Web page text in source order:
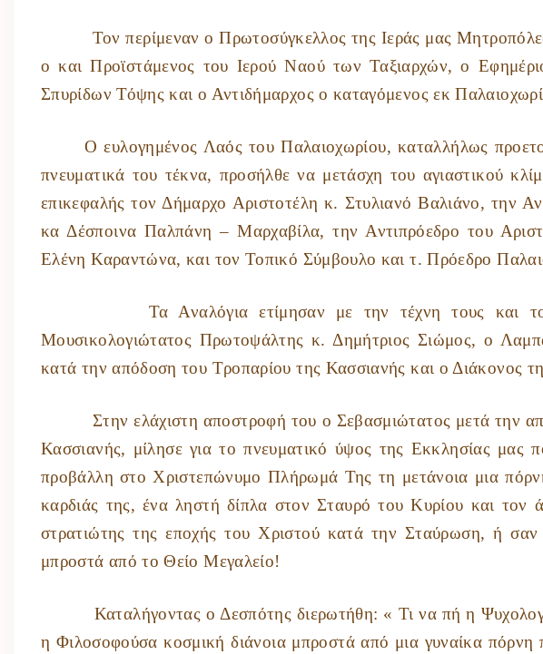
Τον περίμεναν ο Πρωτοσύγκελλος της Ιεράς μας
ο και Προϊστάμενος του Ιερού Ναού των Ταξιαρχών, ο
Σπυρίδων Τόψης και ο Αντιδήμαρχος ο καταγόμενος εκ
Ο ευλογημένος Λαός του Παλαιοχωρίου, καταλλήλως
πνευματικά του τέκνα, προσήλθε να μετάσχη του αγιαστικού
επικεφαλής τον Δήμαρχο Αριστοτέλη κ. Στυλιανό Βαλιάνο, την
κα Δέσποινα Παλπάνη – Μαρχαβίλα, την Αντιπρόεδρο του
Ελένη Καραντώνα, και τον Τοπικό Σύμβουλο και τ. Πρόεδρο
Τα Αναλόγια ετίμησαν με την τέχνη τους και τους
Μουσικολογιώτατος Πρωτοψάλτης κ. Δημήτριος Σιώμος, ο
κατά την απόδοση του Τροπαρίου της Κασσιανής και ο Διάκονος
Στην ελάχιστη αποστροφή του ο Σεβασμιώτατος μετά την
Κασσιανής, μίλησε για το πνευματικό ύψος της Εκκλησίας
προβάλλη στο Χριστεπώνυμο Πλήρωμά Της τη μετάνοια μια
καρδιάς της, ένα ληστή δίπλα στον Σταυρό του Κυρίου και τον
στρατιώτης της εποχής του Χριστού κατά την Σταύρωση, ή
μπροστά από το Θείο Μεγαλείο!
Καταλήγοντας ο Δεσπότης διερωτήθη: « Τι να πή η
η Φιλοσοφούσα κοσμική διάνοια μπροστά από μια γυναίκα πόρνη